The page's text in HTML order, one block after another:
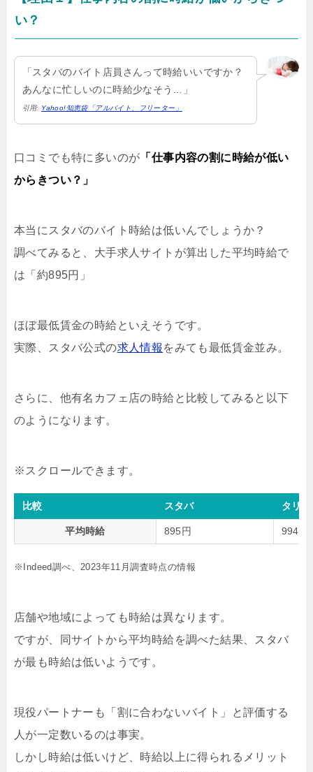
い？
「スタバのバイト店員さんって時給いいですか？
あんなに忙しいのに時給少なそう…」
引用: Yahoo!知恵袋「アルバイト、フリーター」
口コミでも特に多いのが 「仕事内容の割に時給が低い
からきつい？」
本当にスタバのバイト時給は低いんでしょうか？
調べてみると、大手求人サイトが算出した平均時給で
は「約895円」
ほぼ最低賃金の時給といえそうです。
実際、スタバ公式の求人情報 をみても最低賃金並み。
さらに、他有名カフェ店の時給と比較してみると以下
のようになります。
比較 スタバ タリ
平均時給 895円 994円
※Indeed調べ、2023年11月調査時点の情報
店舗や地域によっても時給は異なります。
ですが、同サイトから平均時給を調べた結果、スタバ
が最も時給は低いようです。
現役パートナーも「割に合わないバイト」と評価する
人が一定数いるのは事実。
しかし時給は低いけど、時給以上に得られるメリット